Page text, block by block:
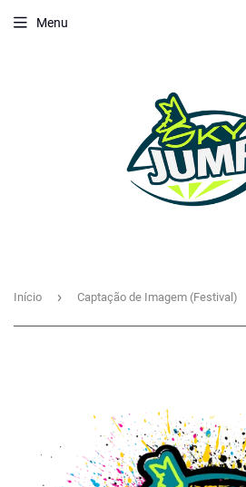
Menu
Início › Captação de Imagem (Festival)